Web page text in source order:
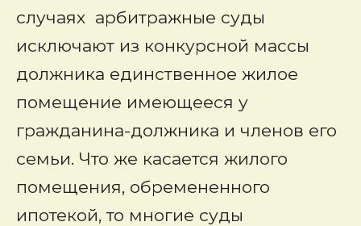
случаях арбитражные суды
исключают из конкурсной массы
должника единственное жилое
помещение имеющееся у
гражданина-должника и членов его
семьи. Что же касается жилого
помещения, обремененного
ипотекой, то многие суды